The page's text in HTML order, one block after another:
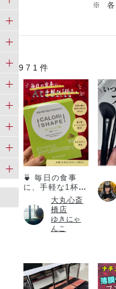
乳液・ジ
リップメ
ヘルスシ
※ 各
971件
🍵 毎日の食事
に、手軽な1杯
大丸心斎
橋店
ゆきにゃ
んこ